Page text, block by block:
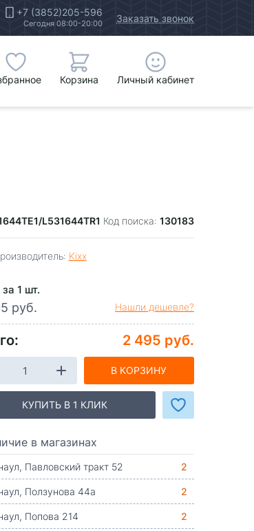
+7 (3852)205-596
Сегодня 08:00-20:00 Заказать звонок
Корзина Личный кабинет
L531644TR1 Код поиска: 130183
Kixx
1 шт.
руб. Нашли дешевле?
2 495 руб.
В КОРЗИНУ
КУПИТЬ В 1 КЛИК
в магазинах
Павловский тракт 52
2
Ползунова 44а
2
Попова 214
2